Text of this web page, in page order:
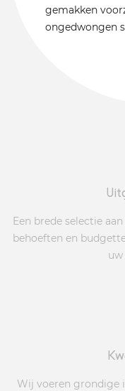
gemakken
ongedwongen
Een brede selectie
behoeften en
uw
Wij voeren grondige